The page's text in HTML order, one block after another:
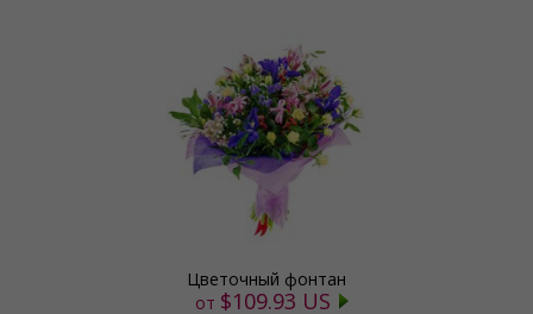
Цветочный фонтан
от $109.93 US